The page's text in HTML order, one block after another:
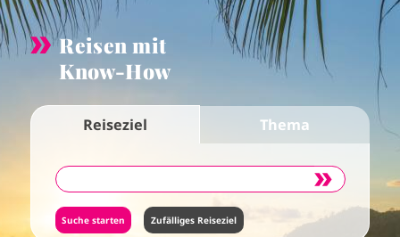
Reisen mit
Know-How
Reiseziel Thema
Zufälliges Reiseziel